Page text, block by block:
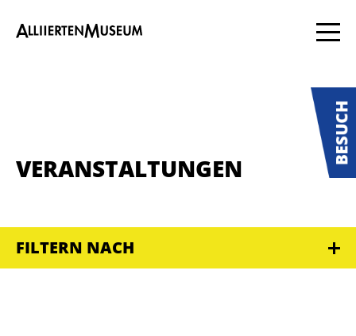
VERANSTALTUNGEN
FILTERN NACH